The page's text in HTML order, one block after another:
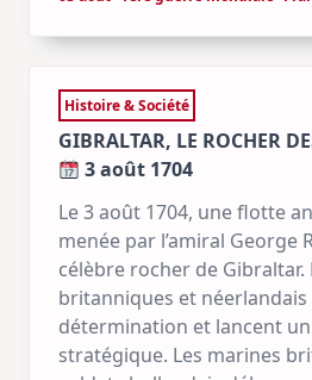
Histoire & Société
GIBRALTAR, LE ROCHER
3 août 1704
Le 3 août 1704, une flotte
menée par l’amiral George
célèbre rocher de Gibraltar.
britanniques et néerlandais
détermination et lancent
stratégique. Les marines